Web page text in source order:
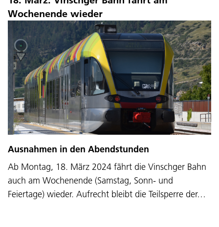
Servisc y cuntat
Wochenende wieder
Ausnahmen in den Abendstunden
Ab Montag, 18. März 2024 fährt die Vinschger Bahn
auch am Wochenende (Samstag, Sonn- und
Feiertage) wieder. Aufrecht bleibt die Teilsperre der…